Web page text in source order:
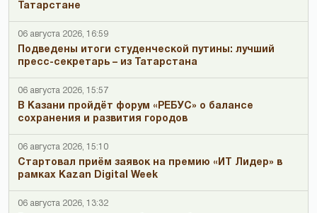
Татарстане
06 августа 2026, 16:59
Подведены итоги студенческой путины: лучший
пресс-секретарь – из Татарстана
06 августа 2026, 15:57
В Казани пройдёт форум «РЕБУС» о балансе
сохранения и развития городов
06 августа 2026, 15:10
Стартовал приём заявок на премию «ИТ Лидер» в
рамках Kazan Digital Week
06 августа 2026, 13:32